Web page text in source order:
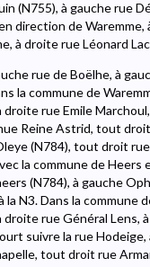
(N755), à gauche rue
direction de Waremme,
à droite rue Léonard
rue de Boëlhe, à
la commune de
rue Emile
Reine Astrid, tout
(N784), tout droit
la commune de Heers
(N784), à gauche
N3. Dans la commune
droite rue Général Lens,
suivre la rue
tout droit rue